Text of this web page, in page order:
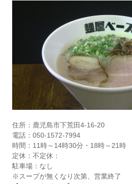
住所：鹿児島市下荒田4-16-20
電話：050-1572-7994
時間：11時～14時30分・18時～21時
定休：不定休：
駐車場：なし
※スープが無くなり次第、営業終了